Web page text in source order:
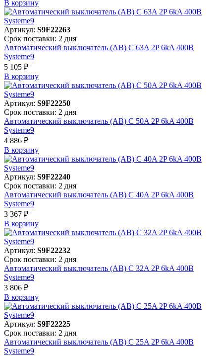
В корзинy
Артикул: S9F22263
Срок поставки: 2 дня
Автоматический выключатель (АВ) C 63A 2P 6kA 400В
Systeme9
5 105 ₽
В корзинy
Артикул: S9F22250
Срок поставки: 2 дня
Автоматический выключатель (АВ) C 50A 2P 6kA 400В
Systeme9
4 886 ₽
В корзинy
Артикул: S9F22240
Срок поставки: 2 дня
Автоматический выключатель (АВ) C 40A 2P 6kA 400В
Systeme9
3 367 ₽
В корзинy
Артикул: S9F22232
Срок поставки: 2 дня
Автоматический выключатель (АВ) C 32A 2P 6kA 400В
Systeme9
3 806 ₽
В корзинy
Артикул: S9F22225
Срок поставки: 2 дня
Автоматический выключатель (АВ) C 25A 2P 6kA 400В
Systeme9